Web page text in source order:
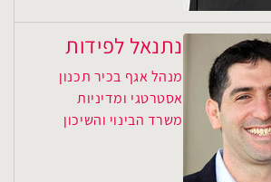
נתנאל לפידות
מנהל אגף בכיר תכנון
אסטרטגי ומדיניות
משרד הבינוי והשיכון